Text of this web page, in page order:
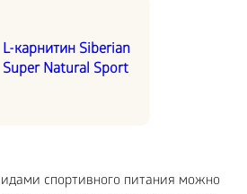
L-карнитин Siberian
Super Natural Sport
спортивного питания можно